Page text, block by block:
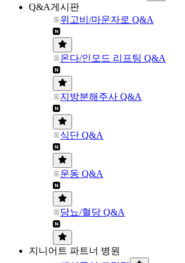
Q&A게시판
위고비/마운자로 Q&A
온다/인모드 리프팅 Q&A
지방분해주사 Q&A
식단 Q&A
운동 Q&A
당뇨/혈당 Q&A
지니어트 파트너 병원